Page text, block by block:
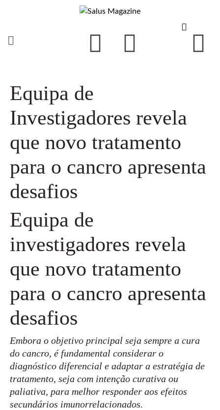
Equipa de
Investigadores revela
que novo tratamento
para o cancro apresenta
desafios
Equipa de
investigadores revela
que novo tratamento
para o cancro apresenta
desafios
Embora o objetivo principal seja sempre a cura
do cancro, é fundamental considerar o
diagnóstico diferencial e adaptar a estratégia de
tratamento, seja com intenção curativa ou
paliativa, para melhor responder aos efeitos
secundários imunorrelacionados.